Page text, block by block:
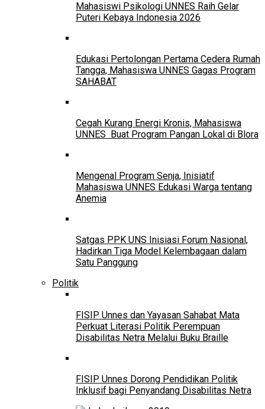
Mahasiswi Psikologi UNNES Raih Gelar
Puteri Kebaya Indonesia 2026
Edukasi Pertolongan Pertama Cedera Rumah
Tangga, Mahasiswa UNNES Gagas Program
SAHABAT
Cegah Kurang Energi Kronis, Mahasiswa
UNNES Buat Program Pangan Lokal di Blora
Mengenal Program Senja, Inisiatif
Mahasiswa UNNES Edukasi Warga tentang
Anemia
Satgas PPK UNS Inisiasi Forum Nasional,
Hadirkan Tiga Model Kelembagaan dalam
Satu Panggung
Politik
FISIP Unnes dan Yayasan Sahabat Mata
Perkuat Literasi Politik Perempuan
Disabilitas Netra Melalui Buku Braille
FISIP Unnes Dorong Pendidikan Politik
Inklusif bagi Penyandang Disabilitas Netra